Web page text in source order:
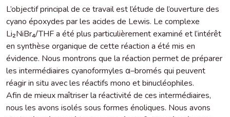
L’objectif principal de ce travail est l’étude de l’ouverture des
cyano époxydes par les acides de Lewis. Le complexe
Li₂NiBr₄/THF a été plus particulièrement examiné et l’intérêt
en synthèse organique de cette réaction a été mis en
évidence. Nous montrons que la réaction permet de préparer
les intermédiaires cyanoformyles α–bromés qui peuvent
réagir in situ avec les réactifs mono et binucléophiles.
Afin de mieux maîtriser la réactivité de ces intermédiaires,
nous les avons isolés sous formes énoliques. Nous avons